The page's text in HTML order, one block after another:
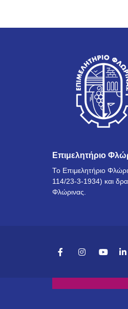
Επιμελητήριο
Το Επιμελητήριο
114/23-3-1934) και
Φλώρινας.